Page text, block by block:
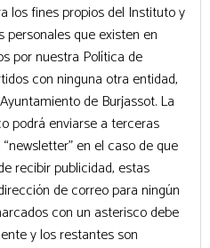
los fines propios del Instituto y
personales que existen en
por nuestra Política de
con ninguna otra entidad,
de Burjassot. La
podrá enviarse a terceras
en el caso de que
recibir publicidad, estas
de correo para ningún
con un asterisco debe
y los restantes son